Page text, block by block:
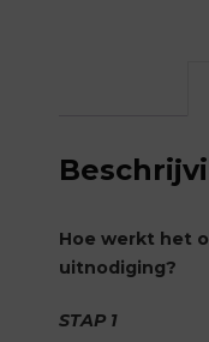
Hoe werkt het
uitnodiging?
STAP 1